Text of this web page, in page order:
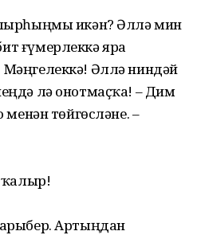
икән? Әллә мин
ғүмерлеккә яра
Әллә ниндәй
лә онотмаҫҡа! – Дим
менән төйгөсләне. –
ҡалыр!
Артыңдан